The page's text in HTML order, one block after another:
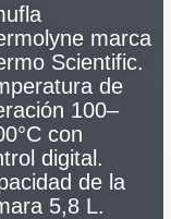
marca
Scientific.
de
100–
con
digital.
de la
5,8 L.